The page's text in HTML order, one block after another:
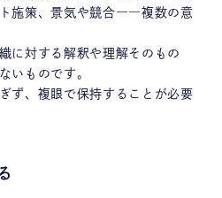
施策、景気や競合――複数の意
に対する解釈や理解そのもの
いものです。
ず、複眼で保持することが必要